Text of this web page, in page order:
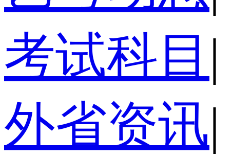
考试科目 |
外省资讯|